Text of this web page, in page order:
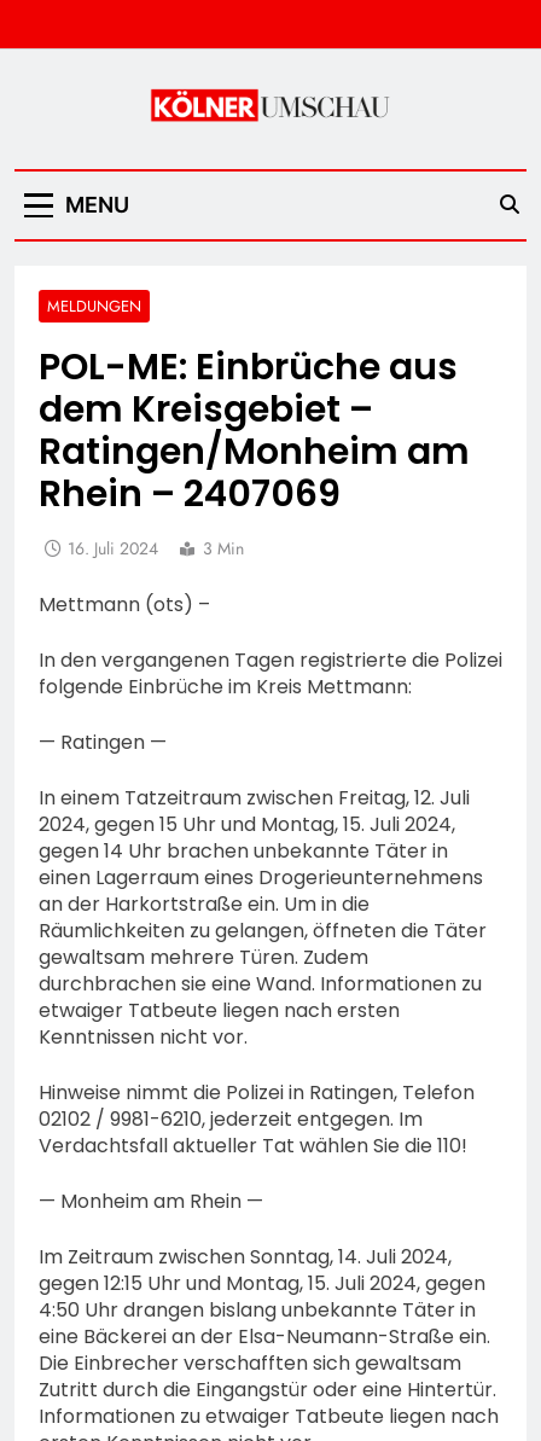
to
Kölner Umschau
MENU
MELDUNGEN
POL-ME: Einbrüche aus
dem Kreisgebiet –
Ratingen/Monheim am
Rhein – 2407069
16. Juli 2024 3 Min
Mettmann (ots) –
In den vergangenen Tagen registrierte die Polizei
folgende Einbrüche im Kreis Mettmann:
— Ratingen —
In einem Tatzeitraum zwischen Freitag, 12. Juli
2024, gegen 15 Uhr und Montag, 15. Juli 2024,
gegen 14 Uhr brachen unbekannte Täter in
einen Lagerraum eines Drogerieunternehmens
an der Harkortstraße ein. Um in die
Räumlichkeiten zu gelangen, öffneten die Täter
gewaltsam mehrere Türen. Zudem
durchbrachen sie eine Wand. Informationen zu
etwaiger Tatbeute liegen nach ersten
Kenntnissen nicht vor.
Hinweise nimmt die Polizei in Ratingen, Telefon
02102 / 9981-6210, jederzeit entgegen. Im
Verdachtsfall aktueller Tat wählen Sie die 110!
— Monheim am Rhein —
Im Zeitraum zwischen Sonntag, 14. Juli 2024,
gegen 12:15 Uhr und Montag, 15. Juli 2024, gegen
4:50 Uhr drangen bislang unbekannte Täter in
eine Bäckerei an der Elsa-Neumann-Straße ein.
Die Einbrecher verschafften sich gewaltsam
Zutritt durch die Eingangstür oder eine Hintertür.
Informationen zu etwaiger Tatbeute liegen nach